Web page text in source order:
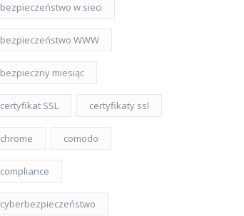
bezpieczeństwo w sieci
bezpieczeństwo WWW
bezpieczny miesiąc
certyfikat SSL certyfikaty ssl
chrome comodo
compliance
cyberbezpieczeństwo